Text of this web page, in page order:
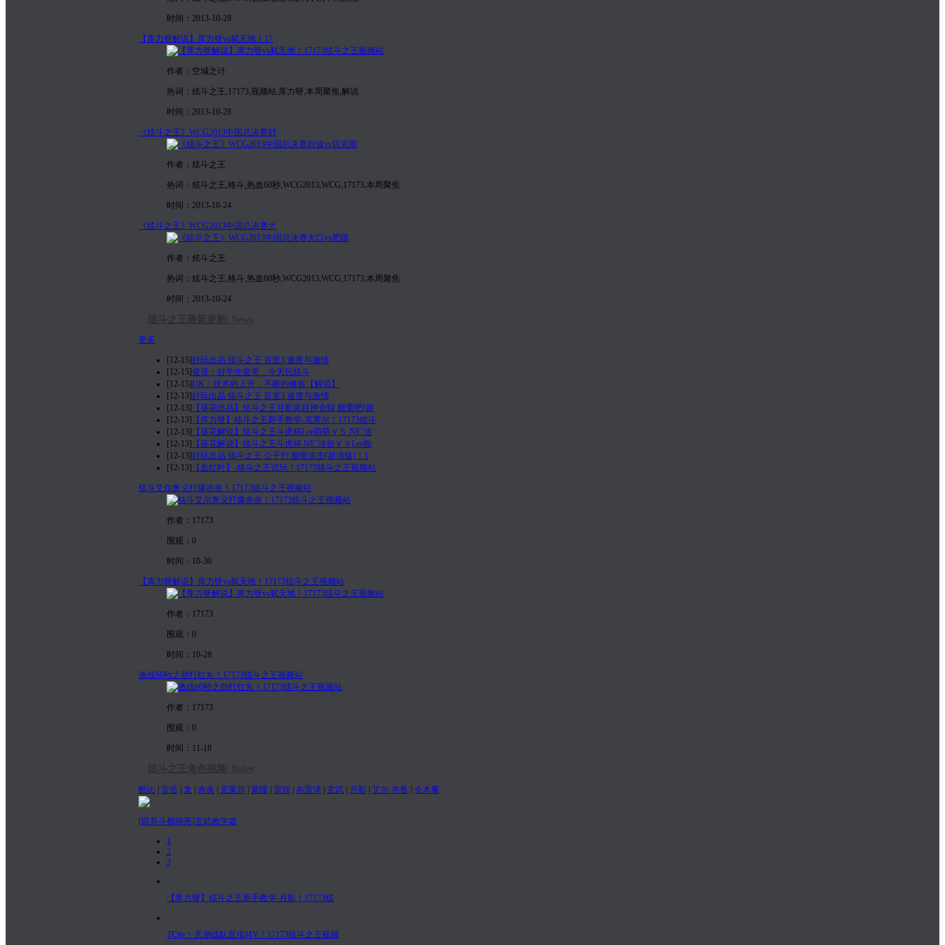
时间：2013-10-28
【库力呀解说】库力呀vs弑天地！17
作者：空城之计
热词：炫斗之王,17173,视频站,库力呀,本周聚焦,解说
时间：2013-10-28
《炫斗之王》WCG2013中国总决赛封
作者：炫斗之王
热词：炫斗之王,格斗,热血60秒,WCG2013,WCG,17173,本周聚焦
时间：2013-10-24
《炫斗之王》WCG2013中国总决赛大
作者：炫斗之王
热词：炫斗之王,格斗,热血60秒,WCG2013,WCG,17173,本周聚焦
时间：2013-10-24
炫斗之王最新更新| News
更多
[12-15]好玩出品 炫斗之王 百里3 速度与激情
[12-15]俊哥：好学生俊哥，今天玩炫斗
[12-15]DK：技术的上升，不断的修炼【解说】
[12-13]好玩出品 炫斗之王 百里3 速度与激情
[12-13]
【葵花出品】炫斗之王月影岚目押合辑 颤栗吧[超
[12-13]
【库力呀】炫斗之王新手教学-克莱尔！17173炫斗
[12-13]
【葵花解说】炫斗之王斗虎杯Lee萌萌ＶＳ NE’涟
[12-13]
【葵花解说】炫斗之王斗虎杯 NE’涟折ＶＳLee鞍
[12-13]好玩出品 炫斗之王 公子烈 极限连击[超清版]！1
[12-13]
【血红叶】-炫斗之王试玩！17173炫斗之王视频站
炫斗艾尔奥义打爆赤炎！17173炫斗之王视频站
作者：17173
围观：0
时间：10-30
【库力呀解说】库力呀vs弑天地！17173炫斗之王视频站
作者：17173
围观：0
时间：10-28
激战60秒之劲打红丸！17173炫斗之王视频站
作者：17173
围观：0
时间：11-18
炫斗之王角色视频| Roles
酷比 | 雷岳 | 龙 | 赤炎 | 克莱尔 | 紫瞳 | 雷煌 | 布雷泽 | 玄武 | 月影 | 艾尔·布鲁 | 仓木薰
[跟哥斗都得死]玄武教学篇
1
2
3
【库力呀】炫斗之王新手教学-月影！17173炫
TCity丶天渺战队宣传MV！17173炫斗之王视频